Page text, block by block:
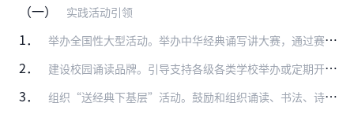
（一）
实践活动引领
1． 举办全国性大型活动。举办中华经典诵写讲大赛，通过赛事和诵读、书写、演讲、写作、诗词歌赋创作等展示活动营造氛围，激发社会大众尤其是学校师生参与诵读活动的积极性与热…
2． 建设校园诵读品牌。引导支持各级各类学校举办或定期开展推广普通话宣传周、阅读节、汉字文化节、诗歌节、读书会等形式多样的语言文化活动，建设“中华诵”、“经典伴我成长…
3． 组织“送经典下基层”活动。鼓励和组织诵读、书法、诗词等名家进校园活动，推动经典诵读文化实践活动入社区、下基层、进部队。实施经典诵读教育志愿者计划。组织高校、媒体…